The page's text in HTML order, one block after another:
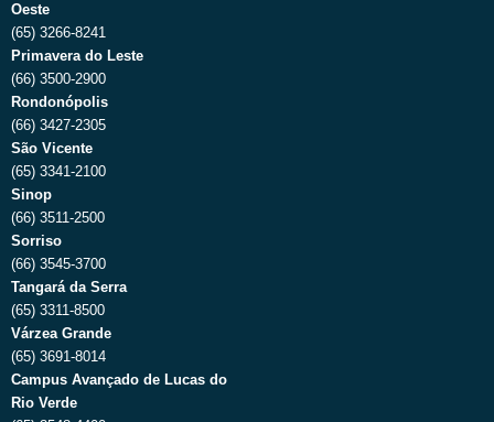
Oeste
(65) 3266-8241
Primavera do Leste
(66) 3500-2900
Rondonópolis
(66) 3427-2305
São Vicente
(65) 3341-2100
Sinop
(66) 3511-2500
Sorriso
(66) 3545-3700
Tangará da Serra
(65) 3311-8500
Várzea Grande
(65) 3691-8014
Campus Avançado de Lucas do
Rio Verde